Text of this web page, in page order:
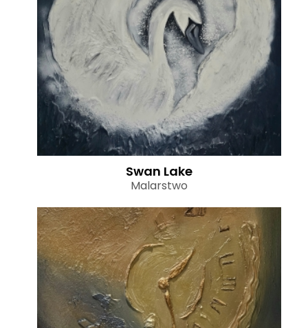
Swan Lake
Malarstwo